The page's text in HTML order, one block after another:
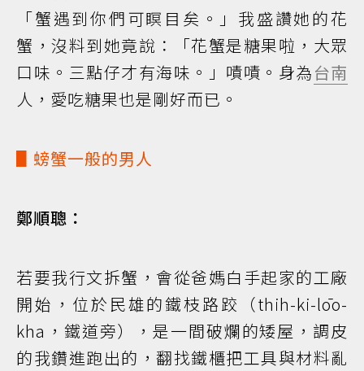
「蟹遇到你們可瞑目矣。」我盛讚她的花
蟹，沒料到她竟說：「花蟹是糖果啦，大眾
口味。三點仔才有海味。」嘖嘖。身為台南
人，愛吃糖果也是剛好而已。
▋螃蟹一般的男人
鄭順聰：
若要我行文拆蟹，會從爸媽白手起家的工廠
開始，位於民雄的鐵枝路跤（thih-ki-lōo-
kha，鐵道旁），是一間破爛的矮屋，調皮
的我鑽進跑出的，翻找鐵櫃把工具與材料亂